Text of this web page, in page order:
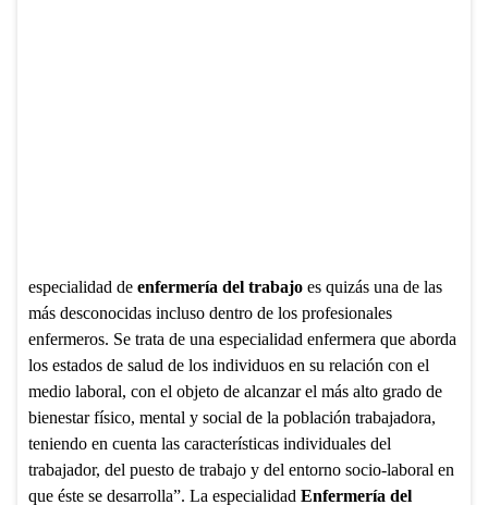
especialidad de enfermería del trabajoes quizás una de las
más desconocidas incluso dentro de los profesionales
enfermeros. Se trata de una especialidad enfermera que aborda
los estados de salud de los individuos en su relación con el
medio laboral, con el objeto de alcanzar el más alto grado de
bienestar físico, mental y social de la población trabajadora,
teniendo en cuenta las características individuales del
trabajador, del puesto de trabajo y del entorno socio-laboral en
que éste se desarrolla”. La especialidad Enfermería del